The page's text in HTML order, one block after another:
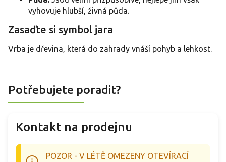
vyhovuje hlubší, živná půda.
Zasaďte si symbol jara
Vrba je dřevina, která do zahrady vnáší pohyb a lehkost.
Potřebujete poradit?
Kontakt na prodejnu
POZOR - V LÉTĚ OMEZENY OTEVÍRACÍ